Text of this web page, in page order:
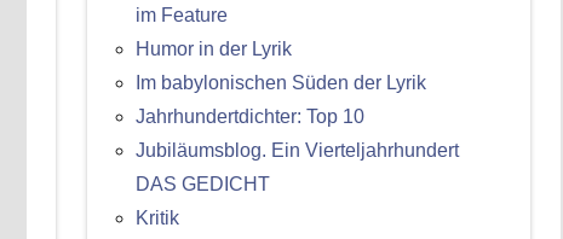
im Feature
Humor in der Lyrik
Im babylonischen Süden der Lyrik
Jahrhundertdichter: Top 10
Jubiläumsblog. Ein Vierteljahrhundert
DAS GEDICHT
Kritik